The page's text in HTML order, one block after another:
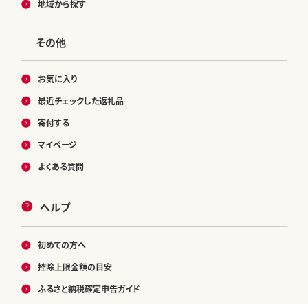
地域から探す
その他
お気に入り
最近チェックした返礼品
寄付する
マイページ
よくある質問
ヘルプ
初めての方へ
控除上限金額の目安
ふるさと納税確定申告ガイド